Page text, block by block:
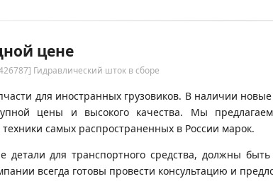
цене
Гидравлический шток в сборе
для иностранных грузовиков. В наличии
цены и высокого качества. Мы
самых распространенных в России марок.
для транспортного средства, должны
всегда готовы провести консультацию и